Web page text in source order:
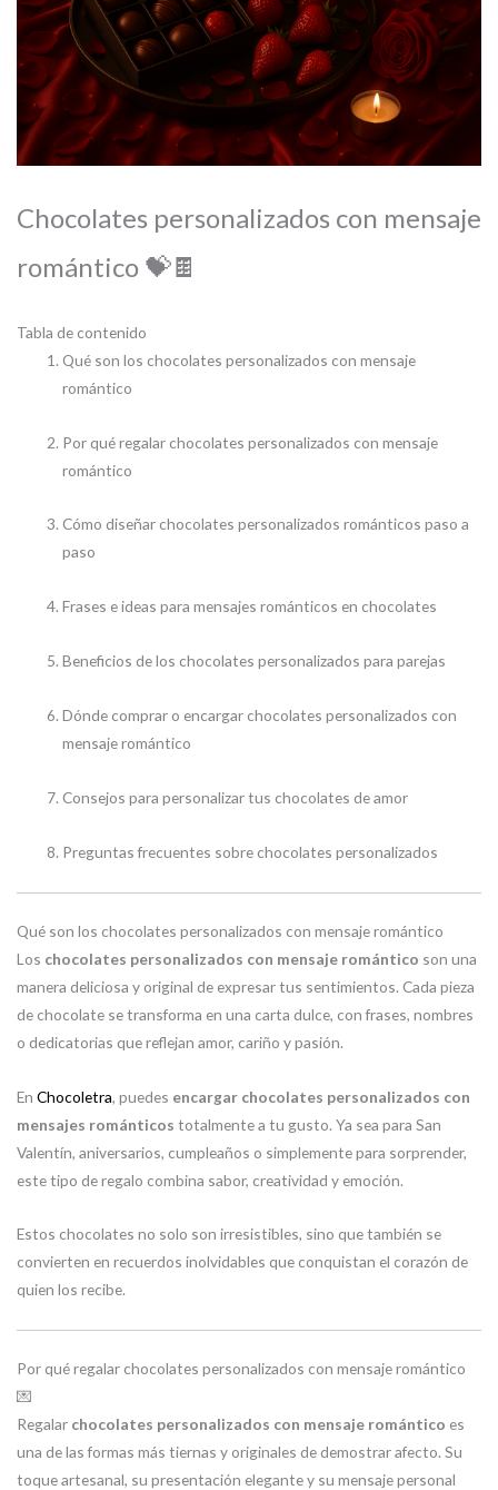
Chocolates personalizados con mensaje
romántico 💝🍫
Tabla de contenido
Qué son los chocolates personalizados con mensaje
romántico
Por qué regalar chocolates personalizados con mensaje
romántico
Cómo diseñar chocolates personalizados románticos paso a
paso
Frases e ideas para mensajes románticos en chocolates
Beneficios de los chocolates personalizados para parejas
Dónde comprar o encargar chocolates personalizados con
mensaje romántico
Consejos para personalizar tus chocolates de amor
Preguntas frecuentes sobre chocolates personalizados
Qué son los chocolates personalizados con mensaje romántico
Los chocolates personalizados con mensaje romántico son una
manera deliciosa y original de expresar tus sentimientos. Cada pieza
de chocolate se transforma en una carta dulce, con frases, nombres
o dedicatorias que reflejan amor, cariño y pasión.
En Chocoletra, puedes encargar chocolates personalizados con
mensajes románticos totalmente a tu gusto. Ya sea para San
Valentín, aniversarios, cumpleaños o simplemente para sorprender,
este tipo de regalo combina sabor, creatividad y emoción.
Estos chocolates no solo son irresistibles, sino que también se
convierten en recuerdos inolvidables que conquistan el corazón de
quien los recibe.
Por qué regalar chocolates personalizados con mensaje romántico
💌
Regalar chocolates personalizados con mensaje romántico es
una de las formas más tiernas y originales de demostrar afecto. Su
toque artesanal, su presentación elegante y su mensaje personal